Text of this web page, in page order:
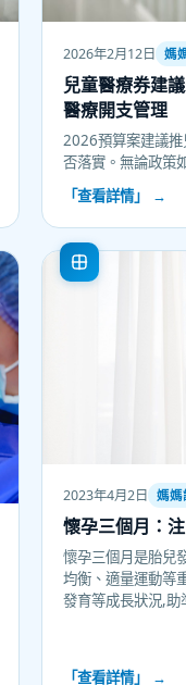
2026年2月12日 媽
兒童醫療券建
醫療開支管理
2026預算案建議
否落實。無論政策
用公私營資源、規
的醫療開支，同時
「查看詳情」 →
2023年4月2日 媽媽
懷孕三個月：
懷孕三個月是胎兒
均衡、適量運動等
發育等成長狀況,助
「查看詳情」 →